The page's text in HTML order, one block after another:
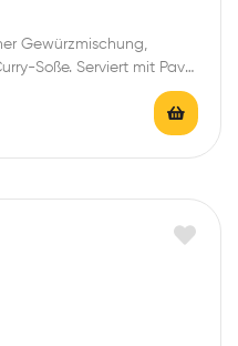
Gewürzmischung,
Soße. Serviert mit Pav